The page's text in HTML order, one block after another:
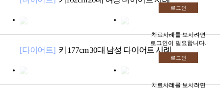
로그인
치료사례를 보시려면
로그인이 필요합니다.
로그인
[다이어트]키 177cm 30대 남성 다이어트 사례
치료사례를 보시려면